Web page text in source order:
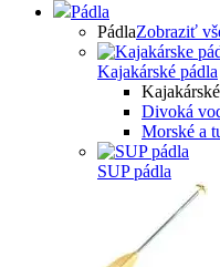
Pádla
PádlaZobraziť
Kajakárské pádla
Divoká
Morské a
SUP pádla